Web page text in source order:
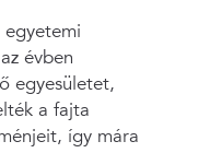
évben
egyesületet,
a fajta
így mára